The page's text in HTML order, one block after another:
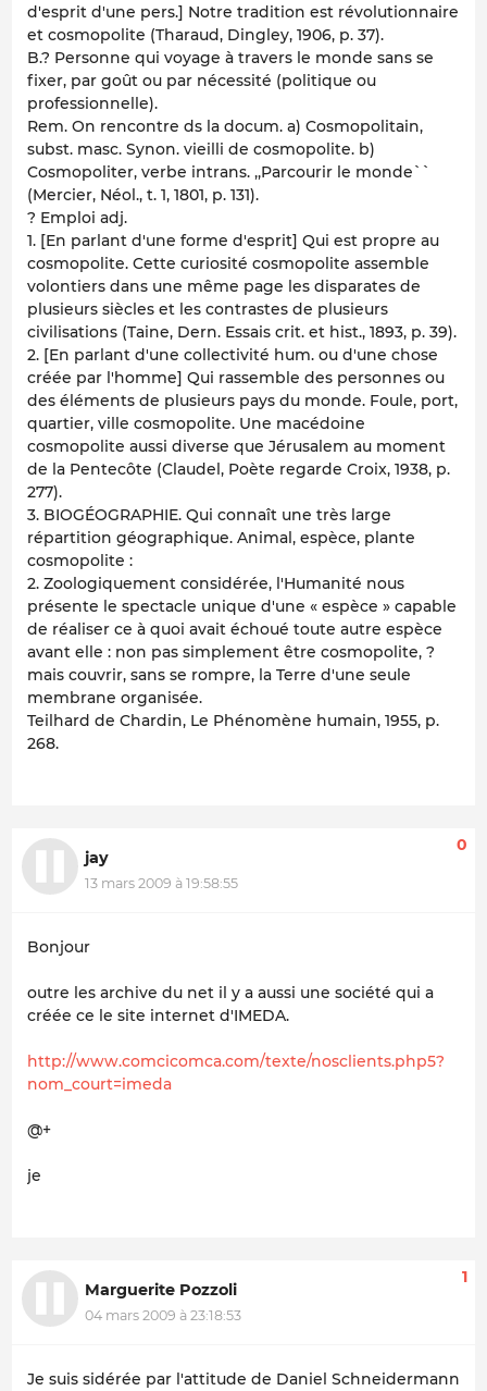
d'esprit d'une pers.] Notre tradition est révolutionnaire
et cosmopolite (Tharaud, Dingley, 1906, p. 37).
B.? Personne qui voyage à travers le monde sans se
fixer, par goût ou par nécessité (politique ou
professionnelle).
Rem. On rencontre ds la docum. a) Cosmopolitain,
subst. masc. Synon. vieilli de cosmopolite. b)
Cosmopoliter, verbe intrans. ,,Parcourir le monde``
(Mercier, Néol., t. 1, 1801, p. 131).
? Emploi adj.
1. [En parlant d'une forme d'esprit] Qui est propre au
cosmopolite. Cette curiosité cosmopolite assemble
volontiers dans une même page les disparates de
plusieurs siècles et les contrastes de plusieurs
civilisations (Taine, Dern. Essais crit. et hist., 1893, p. 39).
2. [En parlant d'une collectivité hum. ou d'une chose
créée par l'homme] Qui rassemble des personnes ou
des éléments de plusieurs pays du monde. Foule, port,
quartier, ville cosmopolite. Une macédoine
cosmopolite aussi diverse que Jérusalem au moment
de la Pentecôte (Claudel, Poète regarde Croix, 1938, p.
277).
3. BIOGÉOGRAPHIE. Qui connaît une très large
répartition géographique. Animal, espèce, plante
cosmopolite :
2. Zoologiquement considérée, l'Humanité nous
présente le spectacle unique d'une « espèce » capable
de réaliser ce à quoi avait échoué toute autre espèce
avant elle : non pas simplement être cosmopolite, ?
mais couvrir, sans se rompre, la Terre d'une seule
membrane organisée.
Teilhard de Chardin, Le Phénomène humain, 1955, p.
268.
jay
13 mars 2009 à 19:58:55
0
Bonjour
outre les archive du net il y a aussi une société qui a
créée ce le site internet d'IMEDA.
http://www.comcicomca.com/texte/nosclients.php5?
nom_court=imeda
@+
je
Marguerite Pozzoli
04 mars 2009 à 23:18:53
1
Je suis sidérée par l'attitude de Daniel Schneidermann